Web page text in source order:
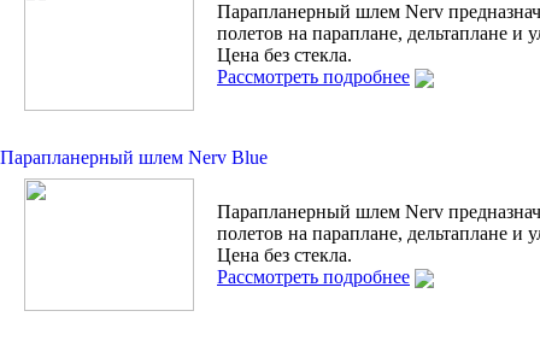
Парапланерный шлем Nerv
полетов на параплане, дельтаплане и
Цена без стекла.
Рассмотреть подробнее
Парапланерный шлем Nerv Blue
Парапланерный шлем Nerv
полетов на параплане, дельтаплане и
Цена без стекла.
Рассмотреть подробнее